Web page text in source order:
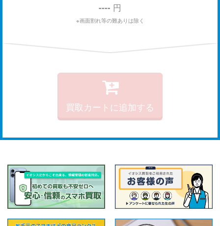
---- 円
※画面割れ等の難ありは除く
買取カートに追加する